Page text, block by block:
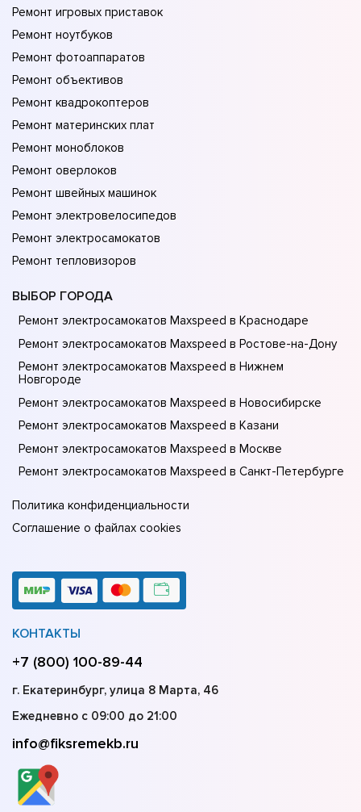
Ремонт игровых приставок
Ремонт ноутбуков
Ремонт фотоаппаратов
Ремонт объективов
Ремонт квадрокоптеров
Ремонт материнских плат
Ремонт моноблоков
Ремонт оверлоков
Ремонт швейных машинок
Ремонт электровелосипедов
Ремонт электросамокатов
Ремонт тепловизоров
ВЫБОР ГОРОДА
Ремонт электросамокатов Maxspeed в Краснодаре
Ремонт электросамокатов Maxspeed в Ростове-на-Донy
Ремонт электросамокатов Maxspeed в Нижнем
Новгороде
Ремонт электросамокатов Maxspeed в Новосибирске
Ремонт электросамокатов Maxspeed в Казани
Ремонт электросамокатов Maxspeed в Москве
Ремонт электросамокатов Maxspeed в Санкт-Петербурге
Политика конфиденциальности
Соглашение о файлах cookies
КОНТАКТЫ
+7 (800) 100-89-44
г. Екатеринбург, улица 8 Марта, 46
Ежедневно с 09:00 до 21:00
info@fiksremekb.ru